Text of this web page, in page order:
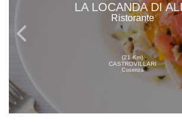
LA LOCANDA DI
Ristorante
(21 Km)
CASTROVILLARI
Cosenza